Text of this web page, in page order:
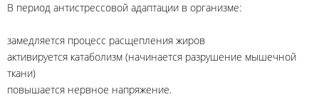
В период антистрессовой адаптации в организме:
замедляется процесс расщепления жиров
активируется катаболизм (начинается разрушение мышечной
ткани)
повышается нервное напряжение.